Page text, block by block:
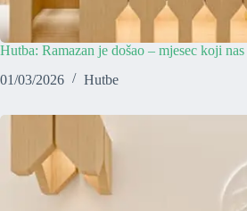
Hutba: Ramazan je došao – mjesec koji
01/03/2026
Hutbe